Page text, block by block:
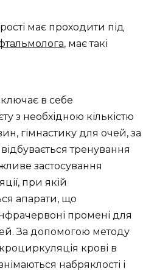
має проходити під
, має такі
в себе
з необхідною кількістю
гімнастику для очей, за
тренування
застосування
при якій
апарати, що
промені для
За допомогою методу
крові в
набряклості і